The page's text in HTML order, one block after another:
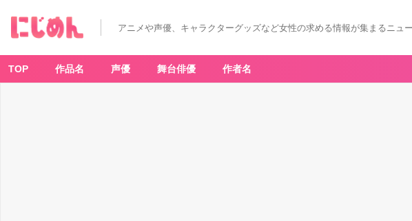
アニメや声優、キャラクターグッズなど女性の求める情報が集まるニュ
TOP 作品名 声優 舞台俳優 作者名